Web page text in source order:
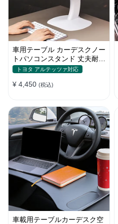
車用テーブル カーデスクノー
トパソコンスタンド 丈夫耐用
調整可能 車内車外 多機能用
トヨタ アルテッツァ対応
¥ 4,450 (税込)
車載用テーブルカーデスク空